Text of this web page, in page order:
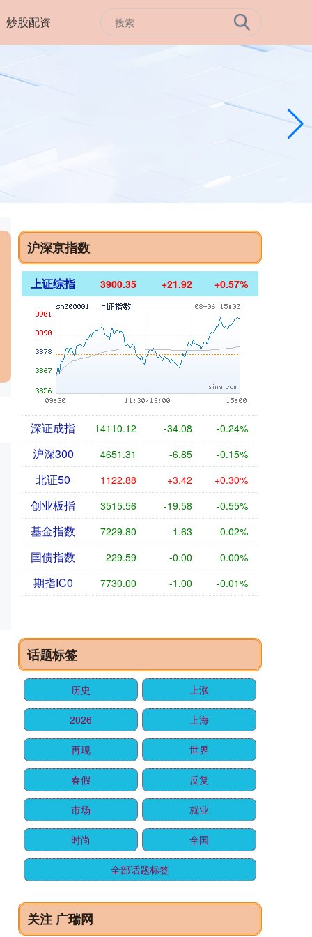
炒股配资
沪深京指数
上证综指 3900.35 +21.92 +0.57%
深证成指 14110.12 -34.08 -0.24%
沪深300 4651.31 -6.85 -0.15%
北证50 1122.88 +3.42 +0.30%
创业板指 3515.56 -19.58 -0.55%
基金指数 7229.80 -1.63 -0.02%
国债指数 229.59 -0.00 0.00%
期指IC0 7730.00 -1.00 -0.01%
话题标签
历史 上涨
2026 上海
再现 世界
春假 反复
市场 就业
时尚 全国
全部话题标签
关注 广瑞网